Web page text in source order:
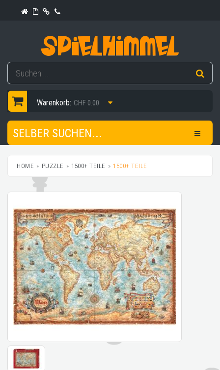
Warenkorb: CHF 0.00
SELBER SUCHEN...
HOME PUZZLE 1500+ TEILE 1500+ TEILE